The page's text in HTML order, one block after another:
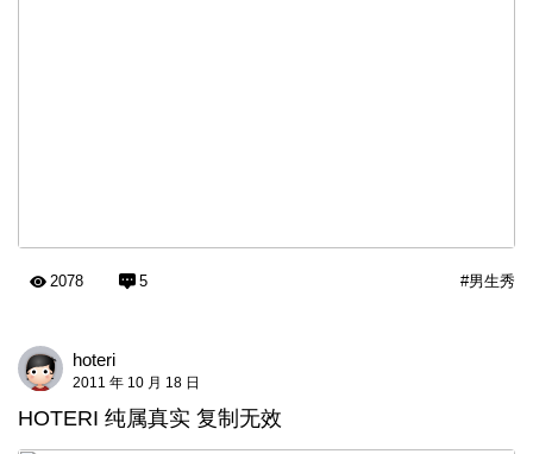
#男生秀
2078 5
hoteri
2011 年 10 月 18 日
HOTERI 纯属真实 复制无效